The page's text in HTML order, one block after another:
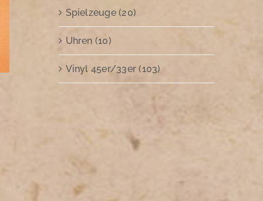
Spielzeuge (20)
Uhren (10)
Vinyl 45er/33er (103)